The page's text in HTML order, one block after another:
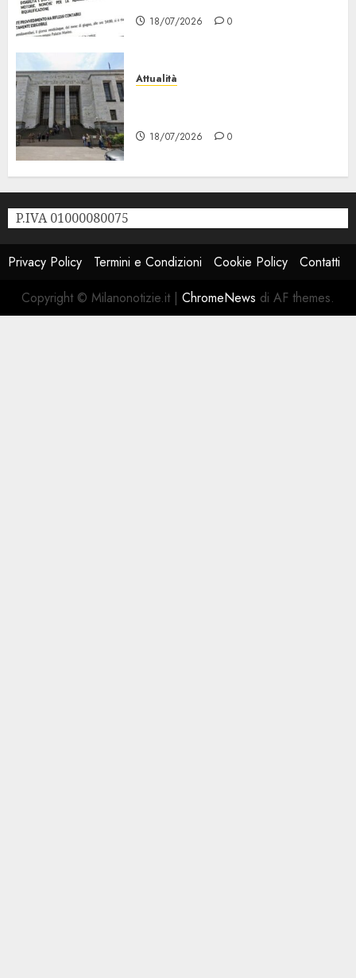
18/07/2026 0
Attualità
18/07/2026 0
P.IVA 01000080075
Privacy Policy Termini e Condizioni Cookie Policy
Contatti
Copyright © Milanonotizie.it | ChromeNews di AF themes.